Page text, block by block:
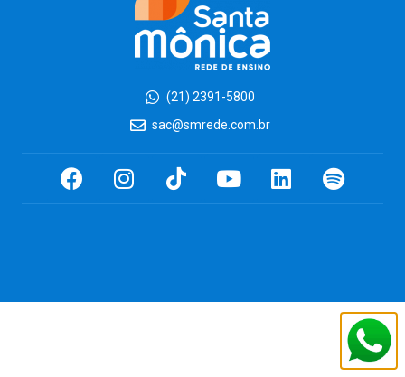
(21) 2391-5800
sac@smrede.com.br